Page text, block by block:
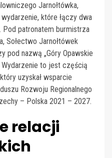
Jarnołtówka,
które łączy dwa
Pod patronatem burmistrza
Sołectwo Jarnołtówek
pod nazwą „Góry Opawskie
Wydarzenie to jest częścią
uzyskał wsparcie
Rozwoju Regionalnego
– Polska 2021 – 2027.
relacji